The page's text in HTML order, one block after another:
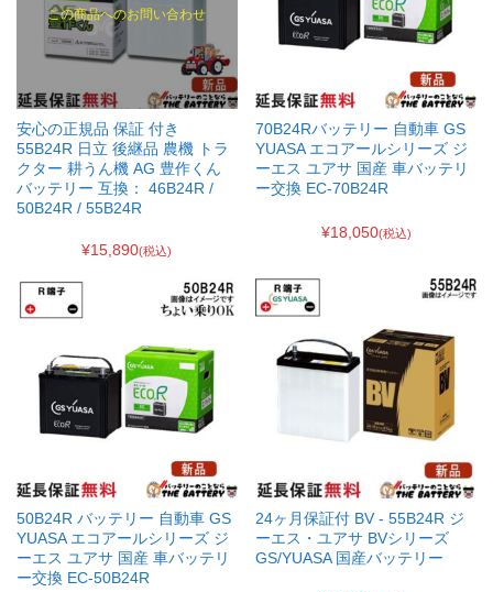
この商品へのお問い合わせ
安心の正規品 保証 付き
55B24R 日立 後継品 農機 トラ
クター 耕うん機 AG 豊作くん
バッテリー 互換： 46B24R /
50B24R / 55B24R
¥15,890(税込)
70B24Rバッテリー 自動車 GS
YUASA エコアールシリーズ ジ
ーエス ユアサ 国産 車バッテリ
ー交換 EC-70B24R
¥18,050(税込)
50B24R バッテリー 自動車 GS
YUASA エコアールシリーズ ジ
ーエス ユアサ 国産 車バッテリ
ー交換 EC-50B24R
24ヶ月保証付 BV - 55B24R ジ
ーエス・ユアサ BVシリーズ
GS/YUASA 国産バッテリー